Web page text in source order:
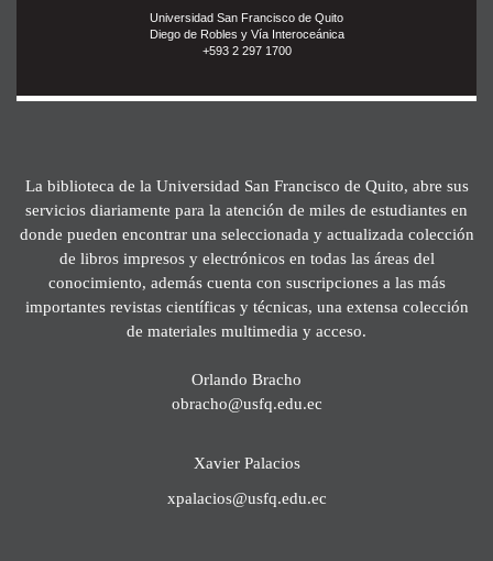
Universidad San Francisco de Quito
Diego de Robles y Vía Interoceánica
+593 2 297 1700
La biblioteca de la Universidad San Francisco de Quito, abre sus
servicios diariamente para la atención de miles de estudiantes en
donde pueden encontrar una seleccionada y actualizada colección
de libros impresos y electrónicos en todas las áreas del
conocimiento, además cuenta con suscripciones a las más
importantes revistas científicas y técnicas, una extensa colección
de materiales multimedia y acceso.
Orlando Bracho
obracho@usfq.edu.ec
Xavier Palacios
xpalacios@usfq.edu.ec